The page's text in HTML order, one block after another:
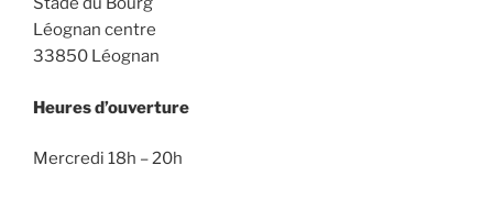
Léognan centre
33850 Léognan
Heures d’ouverture
Mercredi 18h – 20h